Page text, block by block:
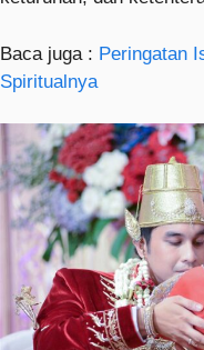
Baca juga : Peringatan
Spiritualnya